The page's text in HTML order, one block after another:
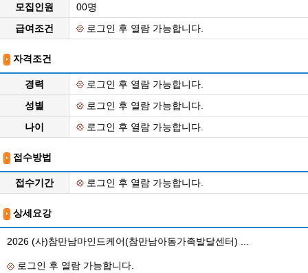
모집인원
00명
급여조건
로그인 후 열람 가능합니다.
자격조건
경력
로그인 후 열람 가능합니다.
성별
로그인 후 열람 가능합니다.
나이
로그인 후 열람 가능합니다.
접수방법
접수기간 로그인 후 열람 가능합니다.
상세요강
2026 (사)참만남마인드케어(참만남아동가족발달센터) ...
로그인 후 열람 가능합니다.